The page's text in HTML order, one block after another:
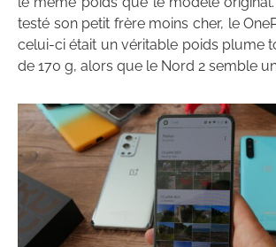
testé son petit frère moins cher, le
celui-ci était un véritable poids plume
de 170 g, alors que le Nord 2 semble